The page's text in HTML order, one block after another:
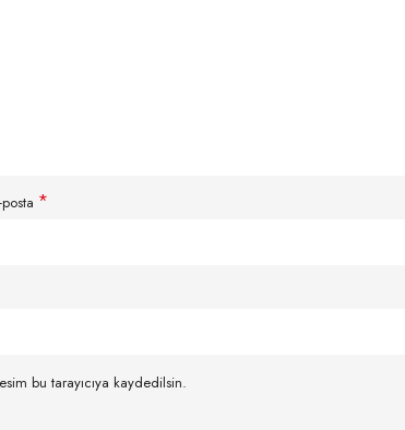
posta *
bu tarayıcıya kaydedilsin.